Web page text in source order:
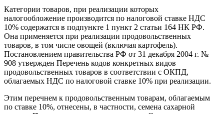
Категории товаров, при реализации которых
налогообложение производится по налоговой ставке НДС
10% содержатся в подпункте 1 пункт 2 статьи 164 НК РФ.
Она применяется при реализации продовольственных
товаров, в том числе овощей (включая картофель).
Постановлением правительства РФ от 31 декабря 2004 г. №
908 утвержден Перечень кодов конкретных видов
продовольственных товаров в соответствии с ОКПД,
облагаемых НДС по налоговой ставке 10% при реализации.
Этим перечнем к продовольственным товарам, облагаемым
по ставке 10%, отнесены, в частности, семена сахарной